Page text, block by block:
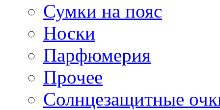
Сумки на пояс
Носки
Парфюмерия
Прочее
Солнцезащитные